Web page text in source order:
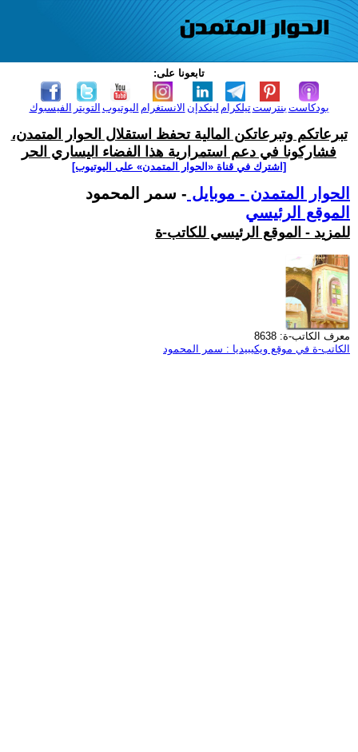
تابعونا على:
الفيسبوك التويتر اليوتيوب الانستغرام لينكدإن تيلكرامبنترست بودكاست
تبرعاتكم وتبرعاتكن المالية تحفظ استقلال الحوار المتمدن،
فشاركونا في دعم استمرارية هذا الفضاء اليساري الحر
[اشترك في قناة ‫«الحوار المتمدن» على اليوتيوب]
الحوار المتمدن - موبايل - سمر المحمود
الموقع الرئيسي
للمزيد - الموقع الرئيسي للكاتب-ة
معرف الكاتب-ة: 8638
الكاتب-ة في موقع ويكيبيديا : سمر المحمود